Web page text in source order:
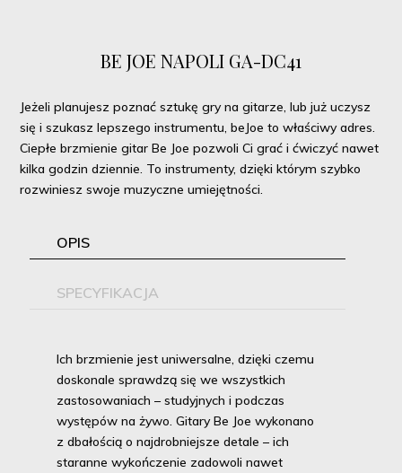
BE JOE NAPOLI GA-DC41
Jeżeli planujesz poznać sztukę gry na gitarze, lub już uczysz
się i szukasz lepszego instrumentu, beJoe to właściwy adres.
Ciepłe brzmienie gitar Be Joe pozwoli Ci grać i ćwiczyć nawet
kilka godzin dziennie. To instrumenty, dzięki którym szybko
rozwiniesz swoje muzyczne umiejętności.
OPIS
SPECYFIKACJA
Ich brzmienie jest uniwersalne, dzięki czemu
doskonale sprawdzą się we wszystkich
zastosowaniach – studyjnych i podczas
występów na żywo. Gitary Be Joe wykonano
z dbałością o najdrobniejsze detale – ich
staranne wykończenie zadowoli nawet